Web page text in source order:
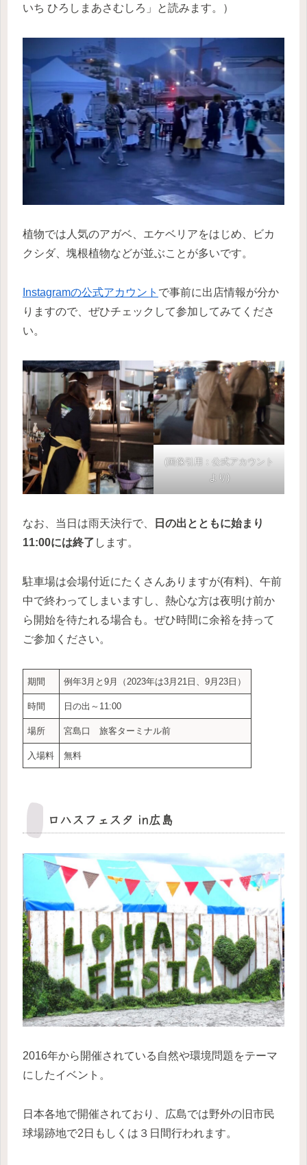
いち ひろしまあさむしろ」と読みます。）
植物では人気のアガベ、エケベリアをはじめ、ビカ
クシダ、塊根植物などが並ぶことが多いです。
Instagramの公式アカウント で事前に出店情報が分か
りますので、ぜひチェックして参加してみてくださ
い。
(画像引用：公式アカウント
より)
なお、当日は雨天決行で、
日の出とともに始まり
11:00には終了 します。
駐車場は会場付近にたくさんありますが(有料)、午前
中で終わってしまいますし、熱心な方は夜明け前か
ら開始を待たれる場合も。ぜひ時間に余裕を持って
ご参加ください。
期間 例年3月と9月（2023年は3月21日、9月23日）
時間 日の出～11:00
場所 宮島口 旅客ターミナル前
入場料 無料
ロハスフェスタ in広島
2016年から開催されている自然や環境問題をテーマ
にしたイベント。
日本各地で開催されており、広島では野外の旧市民
球場跡地で2日もしくは３日間行われます。